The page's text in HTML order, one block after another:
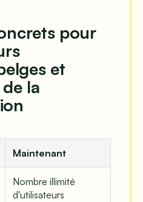
pour
et
la
Maintenant
Nombre illimité
d'utilisateurs